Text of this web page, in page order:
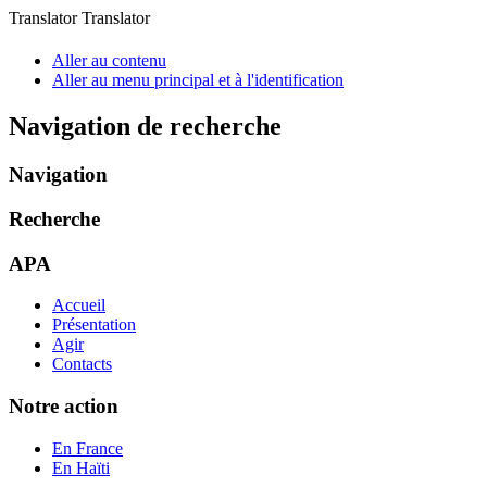
Translator Translator
Aller au contenu
Aller au menu principal et à l'identification
Navigation de recherche
Navigation
Recherche
APA
Accueil
Présentation
Agir
Contacts
Notre action
En France
En Haïti